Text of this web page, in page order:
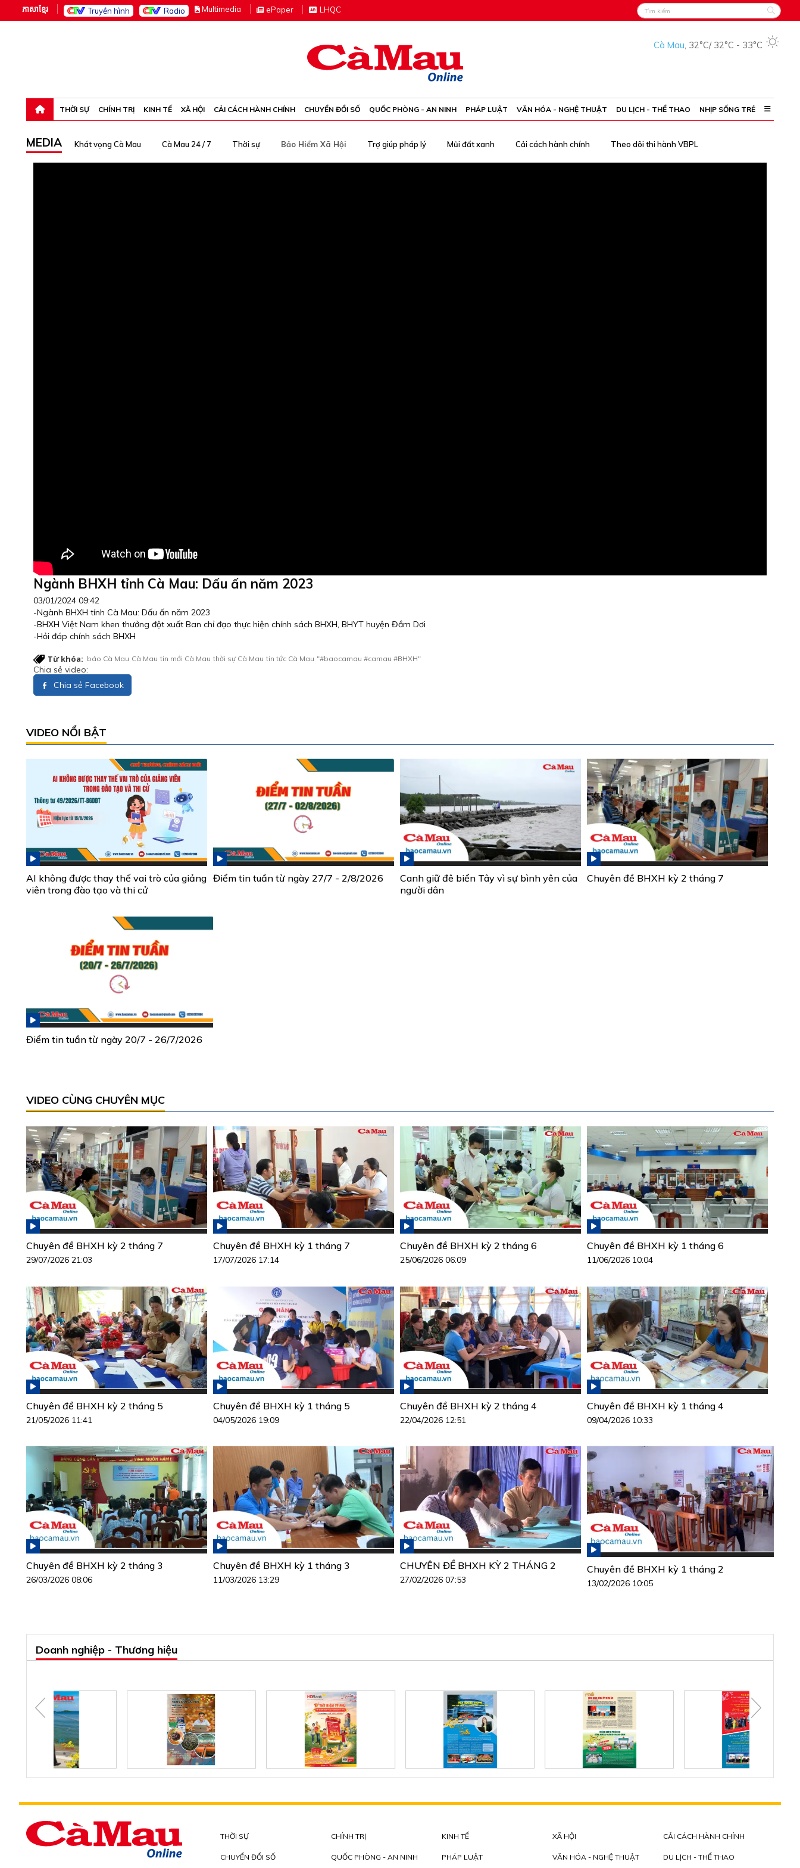
ភាសាខ្មែរ Truyền hình Radio Multimedia ePaper LHQC
Cà Mau, 32°C/ 32°C - 33°C
THỜI SỰ CHÍNH TRỊ KINH TẾ XÃ HỘI CẢI CÁCH HÀNH CHÍNH CHUYỂN ĐỔI SỐ QUỐC PHÒNG - AN NINH PHÁP LUẬT VĂN HÓA - NGHỆ THUẬT DU LỊCH - THỂ THAO NHỊP SỐNG TRẺ
MEDIA Khát vọng Cà Mau Cà Mau 24 / 7 Thời sự Bảo Hiểm Xã Hội Trợ giúp pháp lý Mũi đất xanh Cải cách hành chính Theo dõi thi hành VBPL
Ngành BHXH tỉnh Cà Mau: Dấu ấn năm 2023
03/01/2024 09:42
-Ngành BHXH tỉnh Cà Mau: Dấu ấn năm 2023
-BHXH Việt Nam khen thưởng đột xuất Ban chỉ đạo thực hiện chính sách BHXH, BHYT huyện Đầm Dơi
-Hỏi đáp chính sách BHXH
Từ khóa: báo Cà Mau Cà Mau tin mới Cà Mau thời sự Cà Mau tin tức Cà Mau "#baocamau #camau #BHXH"
Chia sẻ video:
Chia sẻ Facebook
VIDEO NỔI BẬT
AI không được thay thế vai trò của giảng
viên trong đào tạo và thi cử
Điểm tin tuần từ ngày 27/7 - 2/8/2026
Canh giữ đê biển Tây vì sự bình yên của
người dân
Chuyên đề BHXH kỳ 2 tháng 7
Điểm tin tuần từ ngày 20/7 - 26/7/2026
VIDEO CÙNG CHUYÊN MỤC
Chuyên đề BHXH kỳ 2 tháng 7
29/07/2026 21:03
Chuyên đề BHXH kỳ 1 tháng 7
17/07/2026 17:14
Chuyên đề BHXH kỳ 2 tháng 6
25/06/2026 06:09
Chuyên đề BHXH kỳ 1 tháng 6
11/06/2026 10:04
Chuyên đề BHXH kỳ 2 tháng 5
21/05/2026 11:41
Chuyên đề BHXH kỳ 1 tháng 5
04/05/2026 19:09
Chuyên đề BHXH kỳ 2 tháng 4
22/04/2026 12:51
Chuyên đề BHXH kỳ 1 tháng 4
09/04/2026 10:33
Chuyên đề BHXH kỳ 2 tháng 3
26/03/2026 08:06
Chuyên đề BHXH kỳ 1 tháng 3
11/03/2026 13:29
CHUYÊN ĐỀ BHXH KỲ 2 THÁNG 2
27/02/2026 07:53
Chuyên đề BHXH kỳ 1 tháng 2
13/02/2026 10:05
Doanh nghiệp - Thương hiệu
THỜI SỰ CHÍNH TRỊ KINH TẾ XÃ HỘI CẢI CÁCH HÀNH CHÍNH
CHUYỂN ĐỔI SỐ QUỐC PHÒNG - AN NINH PHÁP LUẬT VĂN HÓA - NGHỆ THUẬT DU LỊCH - THỂ THAO